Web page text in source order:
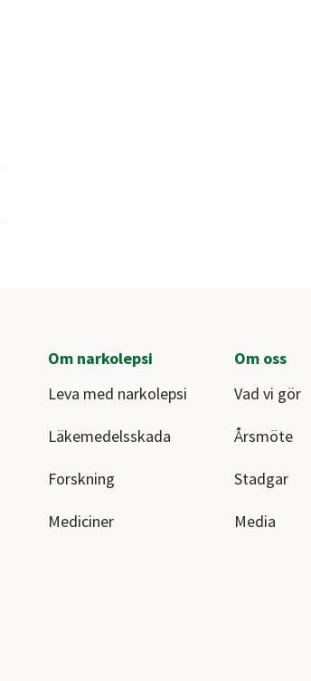
Om narkolepsi
Leva med narkolepsi
Läkemedelsskada
Forskning
Mediciner
Om oss
Vad vi gör
Årsmöte
Stadgar
Media